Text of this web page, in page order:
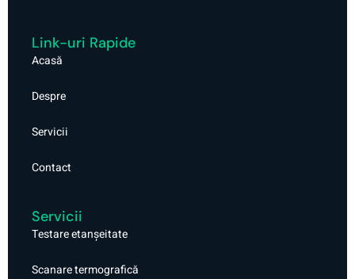
Link-uri Rapide
Acasă
Despre
Servicii
Contact
Servicii
Testare etanșeitate
Scanare termografică